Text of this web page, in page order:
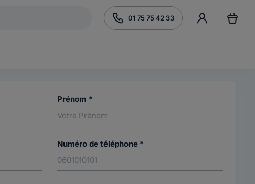
01 75 75 42 33
Prénom *
Numéro de téléphone *